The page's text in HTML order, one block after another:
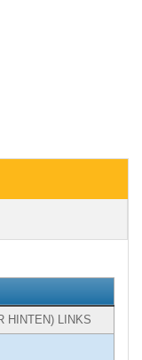
HINTEN) LINKS